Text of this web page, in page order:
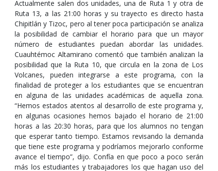
Actualmente salen dos unidades, una de Ruta 1 y otra de
Ruta 13, a las 21:00 horas y su trayecto es directo hasta
Chipitlán y Tizoc, pero al tener poca participación se analiza
la posibilidad de cambiar el horario para que un mayor
número de estudiantes puedan abordar las unidades.
Cuauhtémoc Altamirano comentó que también analizan la
posibilidad que la Ruta 10, que circula en la zona de Los
Volcanes, pueden integrarse a este programa, con la
finalidad de proteger a los estudiantes que se encuentran
en alguna de las unidades académicas de aquella zona.
“Hemos estados atentos al desarrollo de este programa y,
en algunas ocasiones hemos bajado el horario de 21:00
horas a las 20:30 horas, para que los alumnos no tengan
que esperar tanto tiempo. Estamos revisando la demanda
que tiene este programa y podríamos mejorarlo conforme
avance el tiempo”, dijo. Confía en que poco a poco serán
más los estudiantes y trabajadores los que hagan uso del